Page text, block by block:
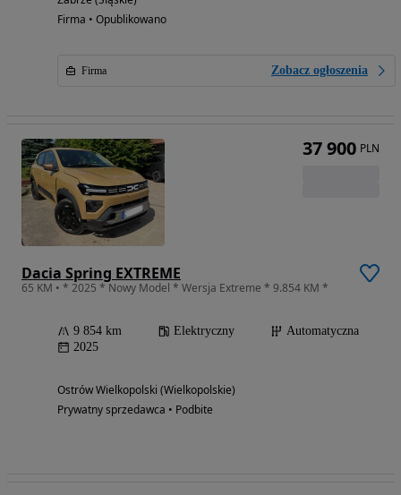
Firma • Opublikowano
Firma Zobacz ogłoszenia
Dacia Spring EXTREME
65 KM • * 2025 * Nowy Model * Wersja Extreme * 9.854 KM *
9 854 km Elektryczny
Automatyczna
2025
Ostrów Wielkopolski (Wielkopolskie)
Prywatny sprzedawca • Podbite
37 900 PLN